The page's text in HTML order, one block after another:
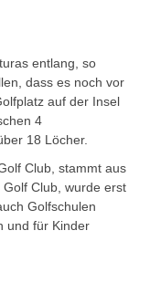
entlang, so
dass es noch vor
auf der Insel
4
18 Löcher.
Club, stammt aus
Club, wurde erst
Golfschulen
und für Kinder